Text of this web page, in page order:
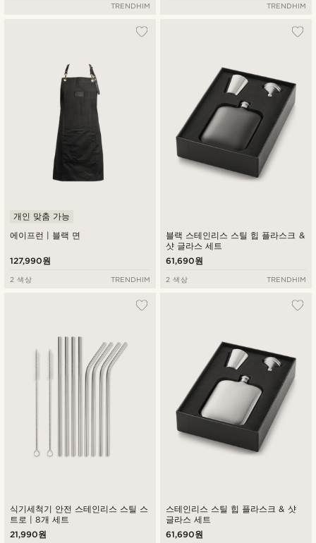
TRENDHIM TRENDHIM
에이프런 | 블랙 면
개인 맞춤 가능
127,990원
2 색상 TRENDHIM
블랙 스테인리스 스틸 힙 플라스크 &
샷 글라스 세트
61,690원
2 색상 TRENDHIM
식기세척기 안전 스테인리스 스틸 스
트로 | 8개 세트
21,990원
스테인리스 스틸 힙 플라스크 & 샷
글라스 세트
61,690원